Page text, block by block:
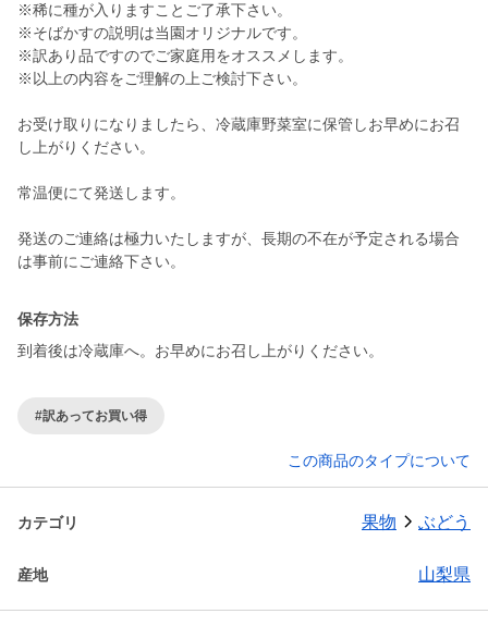
※稀に種が入りますことご了承下さい。
※そばかすの説明は当園オリジナルです。
※訳あり品ですのでご家庭用をオススメします。
※以上の内容をご理解の上ご検討下さい。
お受け取りになりましたら、冷蔵庫野菜室に保管しお早めにお召
し上がりください。
常温便にて発送します。
発送のご連絡は極力いたしますが、長期の不在が予定される場合
は事前にご連絡下さい。
保存方法
到着後は冷蔵庫へ。お早めにお召し上がりください。
#訳あってお買い得
この商品のタイプについて
カテゴリ 果物 ぶどう
産地 山梨県